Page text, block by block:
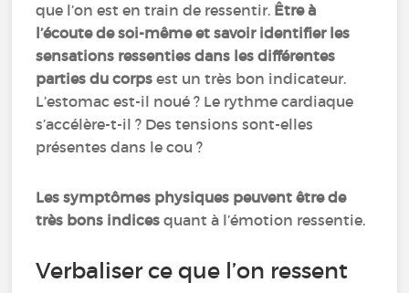
que l’on est en train de ressentir. Être à
l’écoute de soi-même et savoir identifier les
sensations ressenties dans les différentes
parties du corps est un très bon indicateur.
L’estomac est-il noué ? Le rythme cardiaque
s’accélère-t-il ? Des tensions sont-elles
présentes dans le cou ?
Les symptômes physiques peuvent être de
très bons indices quant à l’émotion ressentie.
Verbaliser ce que l’on ressent